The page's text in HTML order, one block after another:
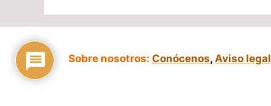
Sobre nosotros: Conócenos, Aviso legal